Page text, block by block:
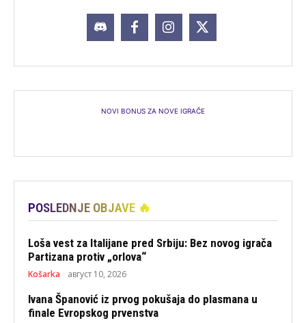
NOVI BONUS ZA NOVE IGRAČE
POSLEDNJE OBJAVE 🔥
Loša vest za Italijane pred Srbiju: Bez novog igrača
Partizana protiv „orlova“
Košarka август 10, 2026
Ivana Španović iz prvog pokušaja do plasmana u
finale Evropskog prvenstva